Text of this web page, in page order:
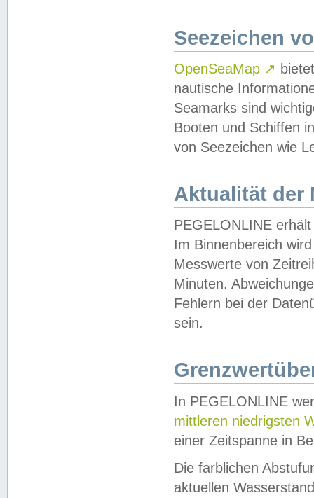
Seezeichen
OpenSeaMap ↗
nautische
Seamarks sind
Booten und Schiffen
von Seezeichen wie
Aktualität der
PEGELONLINE
Im Binnenbereich
Messwerte von
Minuten.
Fehlern bei der
sein.
In PEGELONLINE
mittleren niedrigsten
einer Zeitspanne in
Die farblichen
aktuellen